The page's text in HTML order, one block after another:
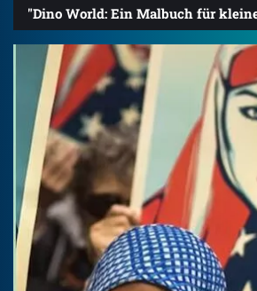
"Dino World: Ein Malbuch für